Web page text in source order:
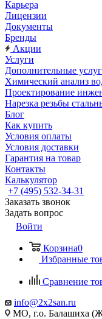
Карьера
Лицензии
Документы
Бренды
Акции
Услуги
Дополнительные
Химический анализ
Проектирование
Нарезка резьбы
Блог
Как купить
Условия оплаты
Условия доставки
Гарантия на товар
Контакты
Калькулятор
+7 (495) 532‑34‑31
Заказать звонок
Задать вопрос
Войти
Корзина0
Избранные
Сравнение
info@2x2san.ru
МО, г.о. Балашиха